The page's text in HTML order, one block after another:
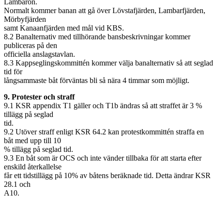
Lambarön.
Normalt kommer banan att gå över Lövstafjärden, Lambarfjärden,
Mörbyfjärden
samt Kanaanfjärden med mål vid KBS.
8.2 Banalternativ med tillhörande bansbeskrivningar kommer
publiceras på den
officiella anslagstavlan.
8.3 Kappseglingskommittén kommer välja banalternativ så att seglad
tid för
långsammaste båt förväntas bli så nära 4 timmar som möjligt.
9. Protester och straff
9.1 KSR appendix T1 gäller och T1b ändras så att straffet är 3 %
tillägg på seglad
tid.
9.2 Utöver straff enligt KSR 64.2 kan protestkommittén straffa en
båt med upp till 10
% tillägg på seglad tid.
9.3 En båt som är OCS och inte vänder tillbaka för att starta efter
enskild återkallelse
får ett tidstillägg på 10% av båtens beräknade tid. Detta ändrar KSR
28.1 och
A10.